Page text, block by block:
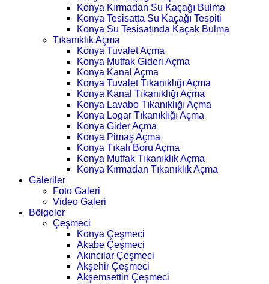
Konya Kırmadan Su Kaçağı Bulma
Konya Tesisatta Su Kaçağı Tespiti
Konya Su Tesisatında Kaçak Bulma
Tıkanıklık Açma
Konya Tuvalet Açma
Konya Mutfak Gideri Açma
Konya Kanal Açma
Konya Tuvalet Tıkanıklığı Açma
Konya Kanal Tıkanıklığı Açma
Konya Lavabo Tıkanıklığı Açma
Konya Logar Tıkanıklığı Açma
Konya Gider Açma
Konya Pimaş Açma
Konya Tıkalı Boru Açma
Konya Mutfak Tıkanıklık Açma
Konya Kırmadan Tıkanıklık Açma
Galeriler
Foto Galeri
Video Galeri
Bölgeler
Çeşmeci
Konya Çeşmeci
Akabe Çeşmeci
Akıncılar Çeşmeci
Akşehir Çeşmeci
Akşemsettin Çeşmeci